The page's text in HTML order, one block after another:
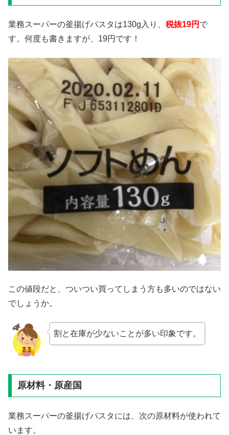
業務スーパーの釜揚げパスタは130g入り、 税抜19円 で
す。何度も書きますが、19円です！
この値段だと、ついつい買ってしまう方も多いのではない
でしょうか。
割と在庫が少ないことが多い印象です。
原材料・原産国
業務スーパーの釜揚げパスタには、次の原材料が使われて
います。